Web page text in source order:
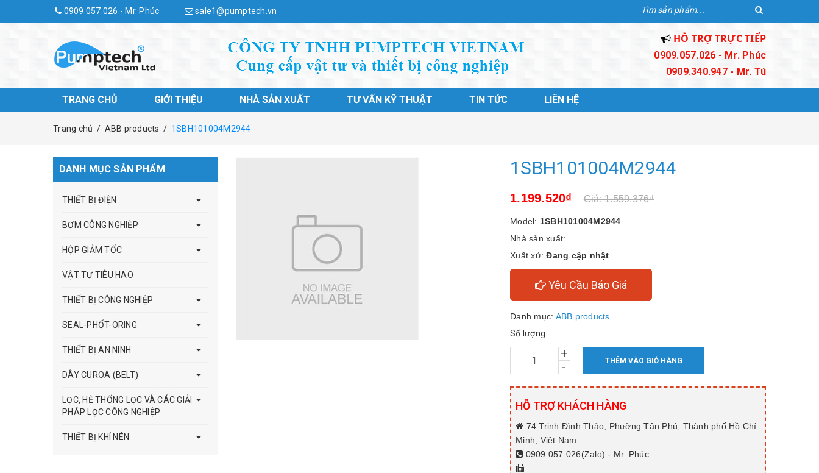
0909.057.026 - Mr. Phúc sale1@pumptech.vn
HỖ TRỢ TRỰC TIẾP
0909.057.026 - Mr. Phúc
0909.340.947 - Mr. Tú
TRANG CHỦ GIỚI THIỆU NHÀ SẢN XUẤT TƯ VẤN KỸ THUẬT TIN TỨC LIÊN HỆ
Trang chủ / ABB products / 1SBH101004M2944
1SBH101004M2944
1.199.520₫ Giá: 1.559.376₫
Model: 1SBH101004M2944
Nhà sản xuất:
Xuất xứ:Đang cập nhật
Yêu Cầu Báo Giá
Danh mục: ABB products
Số lượng:
+
-
THÊM VÀO GIỎ HÀNG
HỖ TRỢ KHÁCH HÀNG
74 Trịnh Đình Thảo, Phường Tân Phú, Thành phố Hồ Chí
Minh, Việt Nam
0909.057.026(Zalo) - Mr. Phúc
DANH MỤC SẢN PHẨM
THIẾT BỊ ĐIỆN
BƠM CÔNG NGHIỆP
HỘP GIẢM TỐC
VẬT TƯ TIÊU HAO
THIẾT BỊ CÔNG NGHIỆP
SEAL-PHỐT-ORING
THIẾT BỊ AN NINH
DÂY CUROA (BELT)
LỌC, HỆ THỐNG LỌC VÀ CÁC GIẢI
PHÁP LỌC CÔNG NGHIỆP
THIẾT BỊ KHÍ NÉN